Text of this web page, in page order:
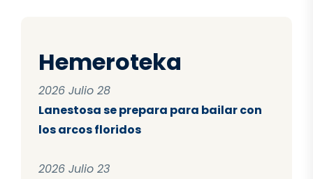
Hemeroteka
2026 Julio 28
Lanestosa se prepara para bailar con
los arcos floridos
2026 Julio 23